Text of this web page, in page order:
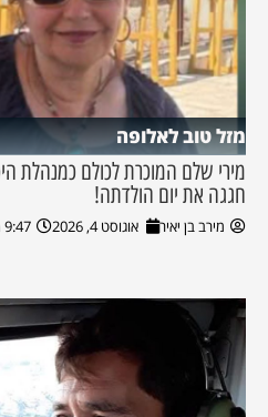
מזל טוב לאלופה
מירי שלם המוכרת לכולם כמנהלת
חגגה את יום הולדתה!
מירב בן יאיר אוגוסט 4, 2026 9:47 pm